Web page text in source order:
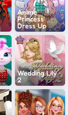
Anime
Princess
Dress Up
Wedding Lily
2